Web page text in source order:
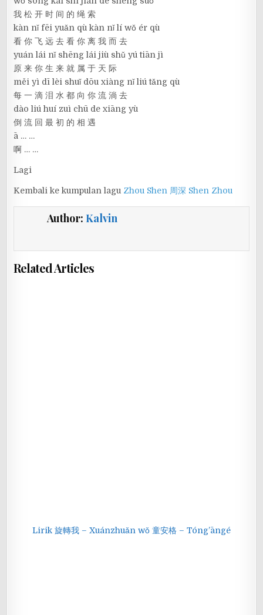
我 松 开 时 间 的 绳 索
kàn nǐ fēi yuǎn qù kàn nǐ lí wǒ ér qù
看 你 飞 远 去 看 你 离 我 而 去
yuán lái nǐ shēng lái jiù shǔ yú tiān jì
原 来 你 生 来 就 属 于 天 际
měi yì dī lèi shuǐ dōu xiàng nǐ liú tǎng qù
每 一 滴 泪 水 都 向 你 流 淌 去
dào liú huí zuì chū de xiāng yù
倒 流 回 最 初 的 相 遇
ā … …
啊 … …
Lagi
Kembali ke kumpulan lagu Zhou Shen 周深 Shen Zhou
Author: Kalvin
Related Articles
Lirik 旋轉我 – Xuánzhuǎn wǒ 童安格 – Tóng’āngé